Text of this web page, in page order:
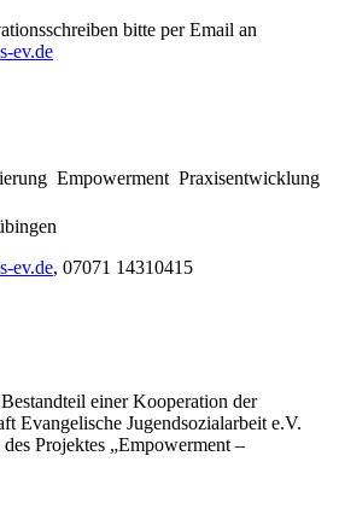
bitte per Email an
ev.de
 Empowerment  Praxisentwicklung
ev.de, 07071 14310415
einer Kooperation der
Evangelische Jugendsozialarbeit e.V.
Projektes „Empowerment –